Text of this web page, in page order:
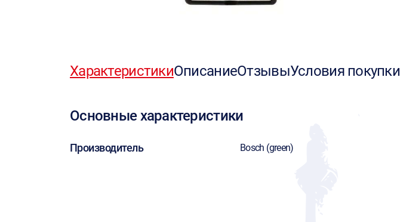
ХарактеристикиОписаниеОтзывыУсловия покупки
Основные характеристики
Производитель Bosch (green)